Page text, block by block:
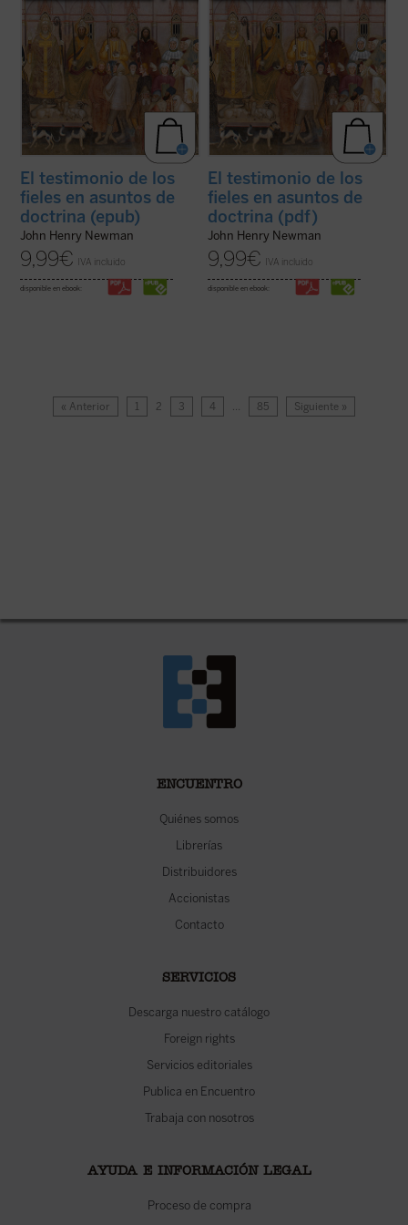
El testimonio de los
fieles en asuntos de
doctrina (epub)
John Henry Newman
9,99€ IVA incluido
disponible en ebook:
El testimonio de los
fieles en asuntos de
doctrina (pdf)
John Henry Newman
9,99€ IVA incluido
disponible en ebook:
« Anterior 1 2 3 4 … 85 Siguiente »
ENCUENTRO
Quiénes somos
Librerías
Distribuidores
Accionistas
Contacto
SERVICIOS
Descarga nuestro catálogo
Foreign rights
Servicios editoriales
Publica en Encuentro
Trabaja con nosotros
AYUDA E INFORMACIÓN LEGAL
Proceso de compra